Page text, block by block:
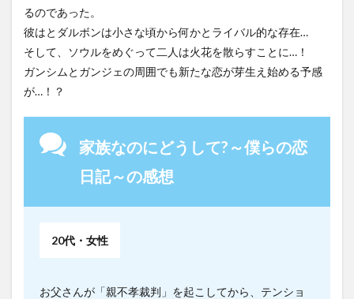
るのであった。
彼はとダルボンは小さな頃から何かとライバル的な存在…
そして、ソウルをめぐって二人は火花を散らすことに…！
ガンシムとガンジェの周囲でも新たな恋が芽生え始める予感
が…！？
家族なのにどうして?～僕らの恋
日記～の感想
20代・女性
お父さんが「親不孝裁判」を起こしてから、テンショ